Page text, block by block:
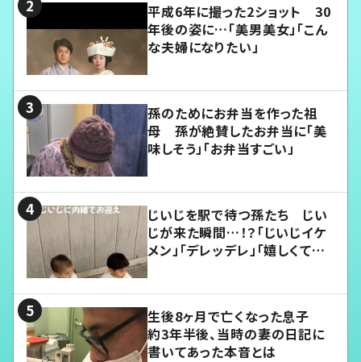
平成6年に撮った2ショット 30
年後の姿に…「美男美女」「こん
な夫婦になりたい」
孫のためにお弁当を作った祖
母 孫が絶賛したお弁当に「美
味しそう」「お弁当すごい」
じいじを駅で待つ孫たち じい
じが来た瞬間…！？「じいじイケ
メン」「デレッデレ」「嬉しくて可
生後8ヶ月で亡くなった息子
約3年半後、当時の妻の日記に
書いてあった本音とは